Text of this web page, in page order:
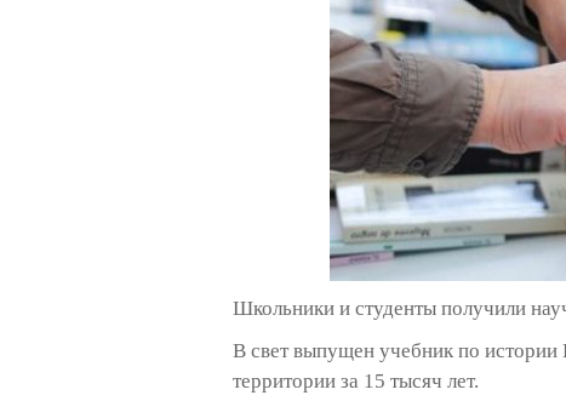
Школьники и студенты получили
В свет выпущен учебник по истории
территории за 15 тысяч лет.